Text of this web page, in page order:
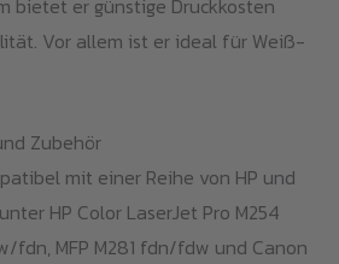
bietet er günstige Druckkosten
Vor allem ist er ideal für Weiß-
Zubehör
mit einer Reihe von HP und
HP Color LaserJet Pro M254
fdn, MFP M281 fdn/fdw und Canon